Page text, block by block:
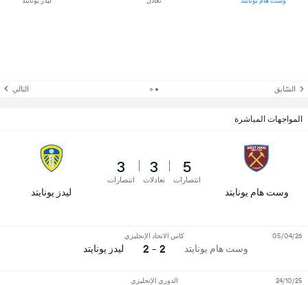
السّابق التالي
المواجهات المباشرة
وست هام يونايتد
5
انتصارات
3
تعادلات
3
انتصارات
ليدز يونايتد
وست هام يونايتد
كاس الاتحاد الإنجليزي
2 - 2 ليدز يونايتد
05/04/26
الدوري الإنجليزي 24/10/25